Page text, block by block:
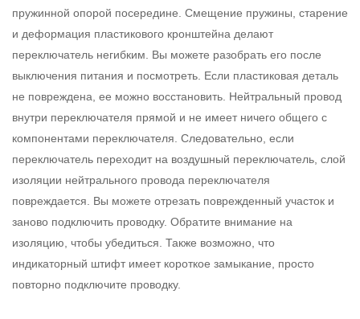
пружинной опорой посередине. Смещение пружины, старение
и деформация пластикового кронштейна делают
переключатель негибким. Вы можете разобрать его после
выключения питания и посмотреть. Если пластиковая деталь
не повреждена, ее можно восстановить. Нейтральный провод
внутри переключателя прямой и не имеет ничего общего с
компонентами переключателя. Следовательно, если
переключатель переходит на воздушный переключатель, слой
изоляции нейтрального провода переключателя
повреждается. Вы можете отрезать поврежденный участок и
заново подключить проводку. Обратите внимание на
изоляцию, чтобы убедиться. Также возможно, что
индикаторный штифт имеет короткое замыкание, просто
повторно подключите проводку.